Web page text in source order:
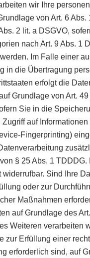
wir Ihre
von Art. 6 Abs.
2 lit. a DSGVO,
nach Art. 9 Abs. 1
Im Falle einer
in die Übertragung
erfolgt die
Grundlage von Art. 49
Sie in die
auf
Fingerprinting)
§ 25 Abs. 1
widerrufbar. Sind Ihre
oder zur
Maßnahmen
auf Grundlage des
Weiteren verarbeiten
zur Erfüllung einer
erforderlich sind, auf